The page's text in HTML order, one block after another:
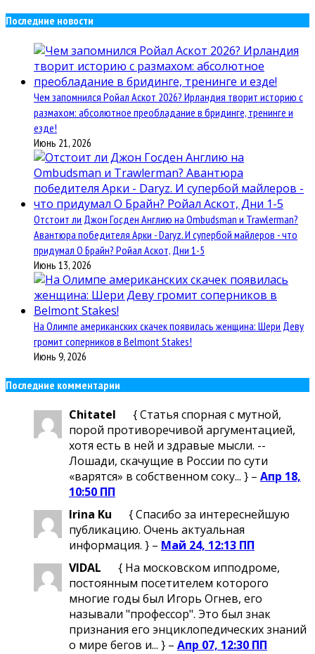
Последние новости
Чем запомнился Ройал Аскот 2026? Ирландия творит историю с
размахом: абсолютное преобладание в бридинге, тренинге и
езде!
Июнь 21, 2026
Отстоит ли Джон Госден Англию на Ombudsman и Trawlerman?
Авантюра победителя Арки - Daryz. И супербой майлеров - что
придумал О Брайн? Ройал Аскот, Дни 1-5
Июнь 13, 2026
На Олимпе американских скачек появилась женщина: Шери Деву
громит соперников в Belmont Stakes!
Июнь 9, 2026
Последние комментарии
Chitatel
{ Статья спорная с мутной,
порой противоречивой аргументацией,
хотя есть в ней и здравые мысли. --
Лошади, скачущие в России по сути
«варятся» в собственном соку... } – Апр 18,
10:50 ПП
Irina Ku
{ Спасибо за интереснейшую
публикацию. Очень актуальная
информация. } – Май 24, 12:13 ПП
VIDAL
{ На московском ипподроме,
постоянным посетителем которого
многие годы был Игорь Огнев, его
называли "профессор". Это был знак
признания его энциклопедических знаний
о мире бегов и... } – Апр 07, 12:30 ПП